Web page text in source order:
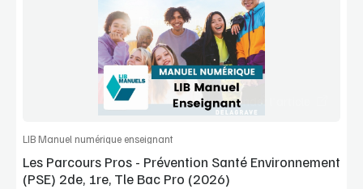
Manuel complet
Commander l'article
LIB Manuel numérique enseignant
Les Parcours Pros - Prévention Santé Environnement
(PSE) 2de, 1re, Tle Bac Pro (2026)